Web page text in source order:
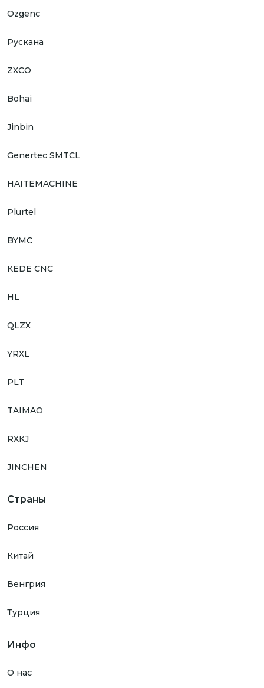
Ozgenc
Рускана
ZXCO
Bohai
Jinbin
Genertec SMTCL
HAITEMACHINE
Plurtel
BYMC
KEDE CNC
HL
QLZX
YRXL
PLT
TAIMAO
RXKJ
JINCHEN
Страны
Россия
Китай
Венгрия
Турция
Инфо
О нас